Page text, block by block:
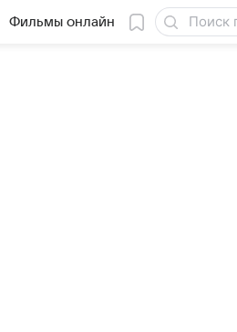
Фильмы онлайн